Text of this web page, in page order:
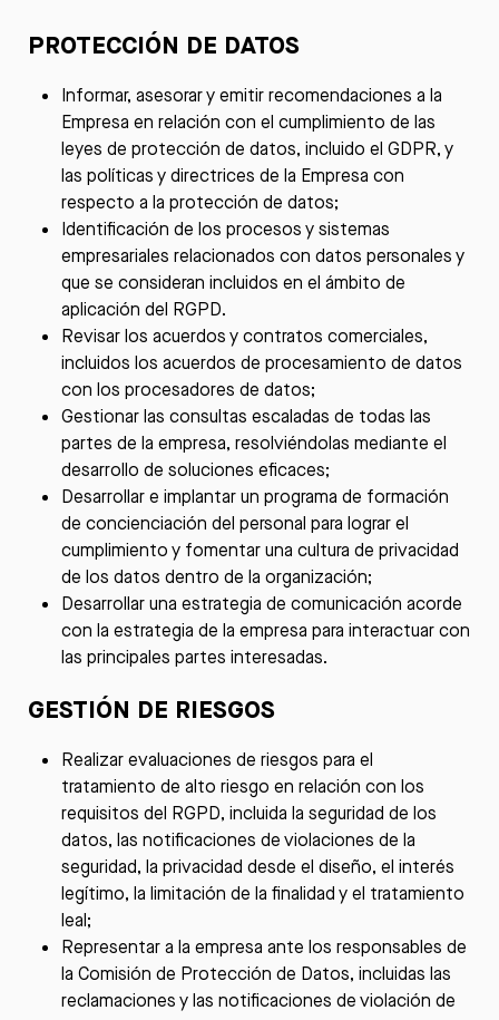
PROTECCIÓN DE DATOS
Informar, asesorar y emitir recomendaciones a la
Empresa en relación con el cumplimiento de las
leyes de protección de datos, incluido el GDPR, y
las políticas y directrices de la Empresa con
respecto a la protección de datos;
Identificación de los procesos y sistemas
empresariales relacionados con datos personales y
que se consideran incluidos en el ámbito de
aplicación del RGPD.
Revisar los acuerdos y contratos comerciales,
incluidos los acuerdos de procesamiento de datos
con los procesadores de datos;
Gestionar las consultas escaladas de todas las
partes de la empresa, resolviéndolas mediante el
desarrollo de soluciones eficaces;
Desarrollar e implantar un programa de formación
de concienciación del personal para lograr el
cumplimiento y fomentar una cultura de privacidad
de los datos dentro de la organización;
Desarrollar una estrategia de comunicación acorde
con la estrategia de la empresa para interactuar con
las principales partes interesadas.
GESTIÓN DE RIESGOS
Realizar evaluaciones de riesgos para el
tratamiento de alto riesgo en relación con los
requisitos del RGPD, incluida la seguridad de los
datos, las notificaciones de violaciones de la
seguridad, la privacidad desde el diseño, el interés
legítimo, la limitación de la finalidad y el tratamiento
leal;
Representar a la empresa ante los responsables de
la Comisión de Protección de Datos, incluidas las
reclamaciones y las notificaciones de violación de